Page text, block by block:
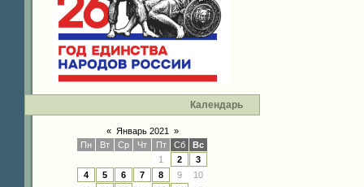
Календарь
« Январь 2021
»
Пн
Вт Ср Чт Пт Сб
Вс
1
2
3
4
5 6 7 8 9
10